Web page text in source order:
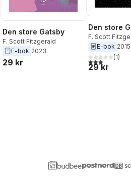
Den store Gatsby
F. Scott Fitzgerald
E-bok 2023
29 kr
Den store
F. Scott
E-bok 2015
3,0utav 5(1)
29 kr